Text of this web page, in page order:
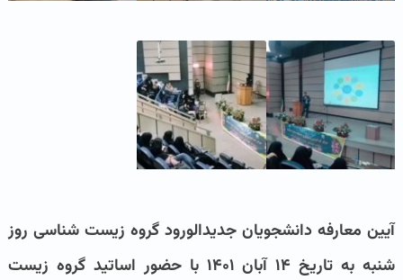
آیین معارفه دانشجویان جدیدالورود گروه زیست شناسی روز
شنبه به تاریخ ۱۴ آبان ۱۴۰۱ با حضور اساتید گروه زیست